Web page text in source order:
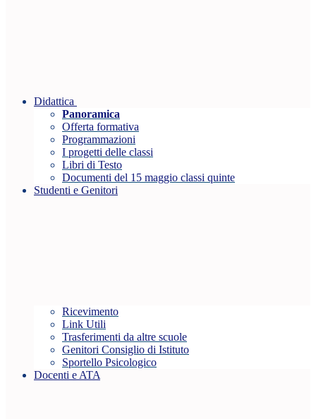
Didattica
Panoramica
Offerta formativa
Programmazioni
I progetti delle classi
Libri di Testo
Documenti del 15 maggio classi quinte
Studenti e Genitori
Ricevimento
Link Utili
Trasferimenti da altre scuole
Genitori Consiglio di Istituto
Sportello Psicologico
Docenti e ATA